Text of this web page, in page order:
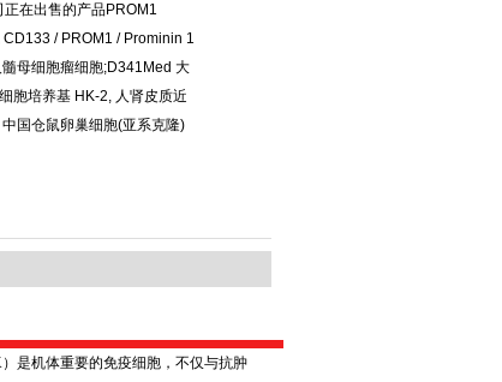
正在出售的产品PROM1
/ PROM1 / Prominin 1
母细胞瘤细胞;D341Med 大
胞培养基 HK-2, 人肾皮质近
国仓鼠卵巢细胞(亚系克隆)
）是机体重要的免疫细胞，不仅与抗肿